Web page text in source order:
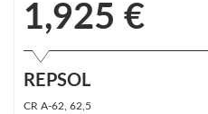
1,925 €
REPSOL
CR A-62, 62,5